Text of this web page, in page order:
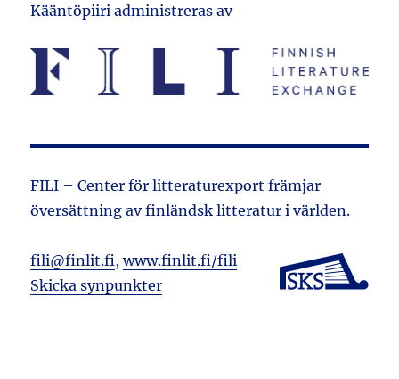
Kääntöpiiri administreras av
FILI – Center för litteraturexport främjar
översättning av finländsk litteratur i världen.
fili@finlit.fi,www.finlit.fi/fili
Skicka synpunkter